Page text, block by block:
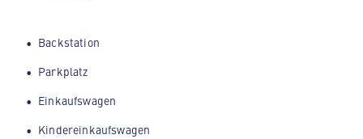
Backstation
Parkplatz
Einkaufswagen
Kindereinkaufswagen